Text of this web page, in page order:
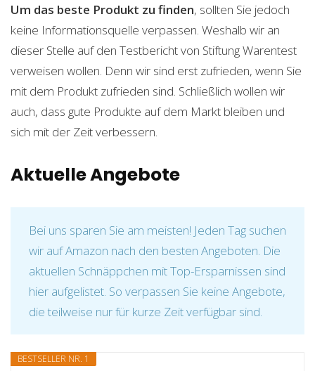
Um das beste Produkt zu finden, sollten Sie jedoch
keine Informationsquelle verpassen. Weshalb wir an
dieser Stelle auf den Testbericht von Stiftung Warentest
verweisen wollen. Denn wir sind erst zufrieden, wenn Sie
mit dem Produkt zufrieden sind. Schließlich wollen wir
auch, dass gute Produkte auf dem Markt bleiben und
sich mit der Zeit verbessern.
Aktuelle Angebote
Bei uns sparen Sie am meisten! Jeden Tag suchen
wir auf Amazon nach den besten Angeboten. Die
aktuellen Schnäppchen mit Top-Ersparnissen sind
hier aufgelistet. So verpassen Sie keine Angebote,
die teilweise nur für kurze Zeit verfügbar sind.
BESTSELLER NR. 1